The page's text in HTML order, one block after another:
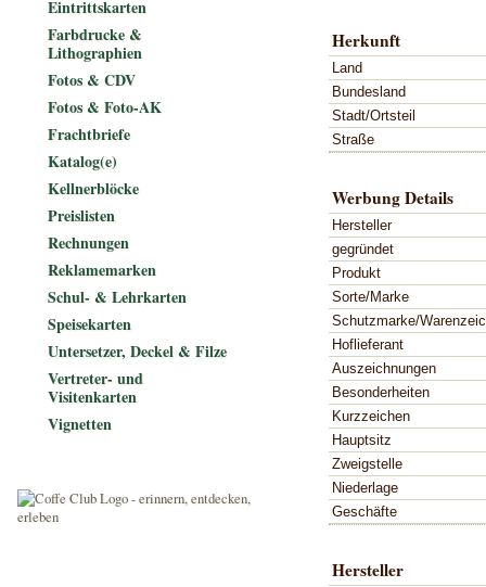
Herkunft
Land
Bundesland
Stadt/Ortsteil
Straße
Werbung Details
Hersteller
gegründet
Produkt
Sorte/Marke
Schutzmarke/
Hoflieferant
Auszeichnungen
Besonderheiten
Kurzzeichen
Hauptsitz
Zweigstelle
Niederlage
Geschäfte
Hersteller
Eintrittskarten
Farbdrucke &
Lithographien
Fotos & CDV
Fotos & Foto-AK
Frachtbriefe
Katalog(e)
Kellnerblöcke
Preislisten
Rechnungen
Reklamemarken
Schul- & Lehrkarten
Speisekarten
Untersetzer, Deckel & Filze
Vertreter- und
Visitenkarten
Vignetten